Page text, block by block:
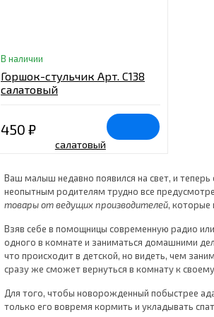
В наличии
Горшок-стульчик Арт. C138
салатовый
450 ₽
Ваш малыш недавно появился на свет, и
неопытным родителям трудно все
товары от ведущих производителей, которые
Взяв себе в помощницы современную радио
одного в комнате и заниматься домашними
что происходит в детской, но видеть, чем
сразу же сможет вернуться в комнату к
Для того, чтобы новорожденный побыстрее
только его вовремя кормить и укладывать